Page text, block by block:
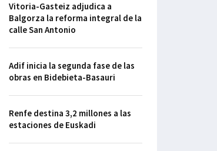
Vitoria-Gasteiz adjudica a
Balgorza la reforma integral de la
calle San Antonio
Adif inicia la segunda fase de las
obras en Bidebieta-Basauri
Renfe destina 3,2 millones a las
estaciones de Euskadi